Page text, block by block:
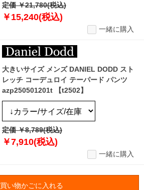
定価 ￥21,780(税込)
￥15,240(税込)
一緒に購入
大きいサイズ メンズ DANIEL DODD スト
レッチ コーデュロイ テーパード パンツ
azp250501201t 【t2502】
定価 ￥8,789(税込)
￥7,910(税込)
一緒に購入
買い物かごに入れる